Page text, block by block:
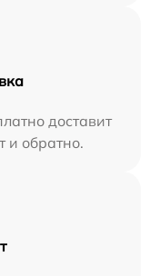
доставит
и обратно.